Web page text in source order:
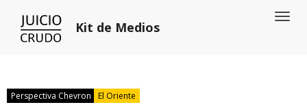
Kit de Medios
Perspectiva Chevron El Oriente